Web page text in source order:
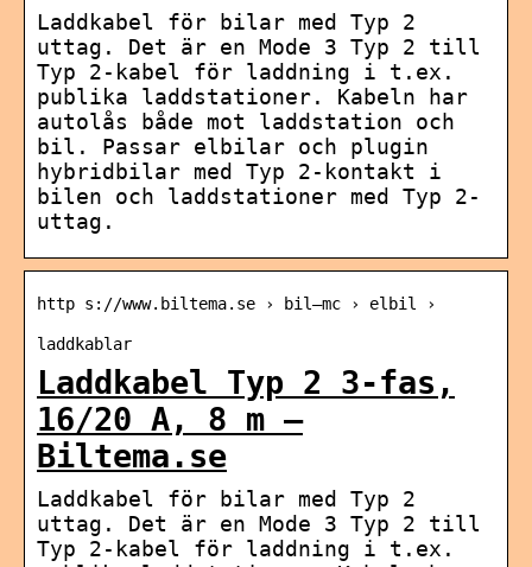
Laddkabel för bilar med Typ 2
uttag. Det är en Mode 3 Typ 2 till
Typ 2-kabel för laddning i t.ex.
publika laddstationer. Kabeln har
autolås både mot laddstation och
bil. Passar elbilar och plugin
hybridbilar med Typ 2-kontakt i
bilen och laddstationer med Typ 2-
uttag.
http s://www.biltema.se › bil—mc › elbil ›
laddkablar
Laddkabel Typ 2 3-fas,
16/20 A, 8 m –
Biltema.se
Laddkabel för bilar med Typ 2
uttag. Det är en Mode 3 Typ 2 till
Typ 2-kabel för laddning i t.ex.